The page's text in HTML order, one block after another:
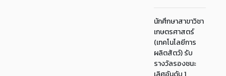
นักศึกษาสาขาวิชา
เกษตรศาสตร์
(เทคโนโลยีการ
ผลิตสัตว์) รับ
รางวัลรองชนะ